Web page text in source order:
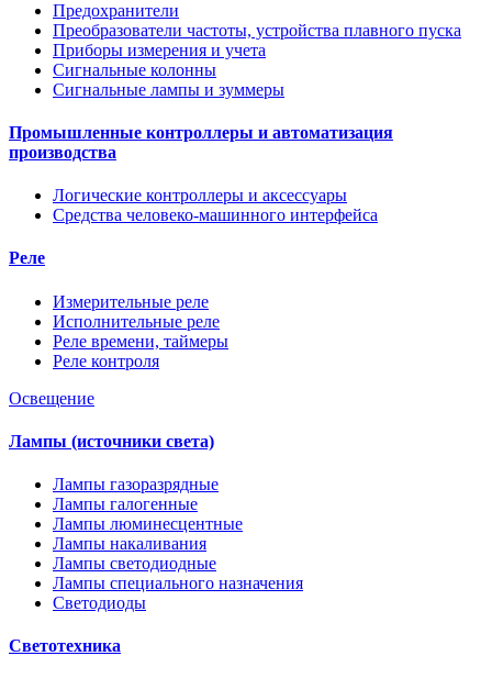
Предохранители
Преобразователи частоты, устройства плавного пуска
Приборы измерения и учета
Сигнальные колонны
Сигнальные лампы и зуммеры
Промышленные контроллеры и автоматизация
производства
Логические контроллеры и аксессуары
Средства человеко-машинного интерфейса
Реле
Измерительные реле
Исполнительные реле
Реле времени, таймеры
Реле контроля
Освещение
Лампы (источники света)
Лампы газоразрядные
Лампы галогенные
Лампы люминесцентные
Лампы накаливания
Лампы светодиодные
Лампы специального назначения
Светодиоды
Светотехника